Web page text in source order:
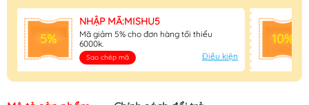
5%
NHẬP MÃ:MISHU5
Mã giảm 5% cho đơn hàng tối thiểu
6000k.
Sao chép mã Điều kiện
10%